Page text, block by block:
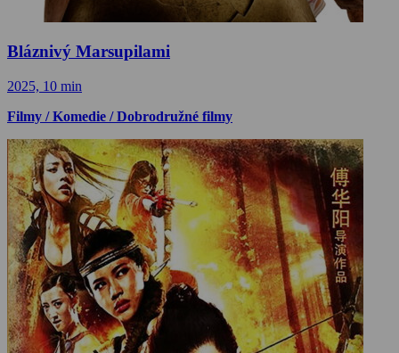
Bláznivý Marsupilami
2025, 10 min
Filmy / Komedie / Dobrodružné filmy